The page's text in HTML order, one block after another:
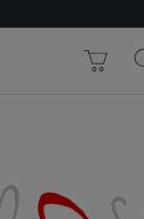
Košík